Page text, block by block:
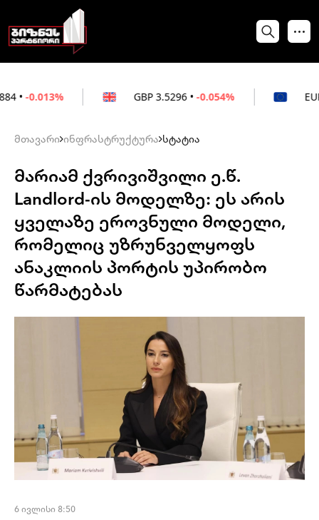
3.5296 • -0.054% 3.0264 •
მთავარი ინფრასტრუქტურა სტატია
მარიამ ქვრივიშვილი ე.წ.
Landlord-ის მოდელზე: ეს არის
ყველაზე ეროვნული მოდელი,
რომელიც უზრუნველყოფს
ანაკლიის პორტის უპირობო
წარმატებას
6 ივლისი 8:50